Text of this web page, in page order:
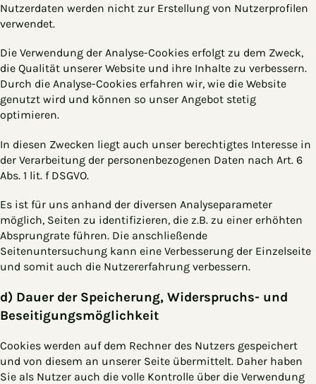
Nutzerdaten werden nicht zur Erstellung von Nutzerprofilen
verwendet.
Die Verwendung der Analyse-Cookies erfolgt zu dem Zweck,
die Qualität unserer Website und ihre Inhalte zu verbessern.
Durch die Analyse-Cookies erfahren wir, wie die Website
genutzt wird und können so unser Angebot stetig
optimieren.
In diesen Zwecken liegt auch unser berechtigtes Interesse in
der Verarbeitung der personenbezogenen Daten nach Art. 6
Abs. 1 lit. f DSGVO.
Es ist für uns anhand der diversen Analyseparameter
möglich, Seiten zu identifizieren, die z.B. zu einer erhöhten
Absprungrate führen. Die anschließende
Seitenuntersuchung kann eine Verbesserung der Einzelseite
und somit auch die Nutzererfahrung verbessern.
d) Dauer der Speicherung, Widerspruchs- und
Beseitigungsmöglichkeit
Cookies werden auf dem Rechner des Nutzers gespeichert
und von diesem an unserer Seite übermittelt. Daher haben
Sie als Nutzer auch die volle Kontrolle über die Verwendung